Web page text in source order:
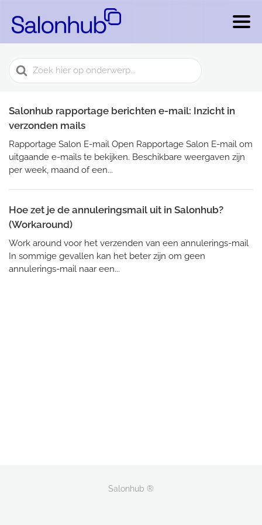
Search
For
Salonhub rapportage berichten e-mail: Inzicht in
verzonden mails
Rapportage Salon E-mail Open Rapportage Salon E-mail om
uitgaande e-mails te bekijken. Beschikbare weergaven zijn
per week, maand of een...
Hoe zet je de annuleringsmail uit in Salonhub?
(Workaround)
Work around voor het verzenden van een annulerings-mail
In sommige gevallen kan het beter zijn om geen
annulerings-mail naar een...
Salonhub ®